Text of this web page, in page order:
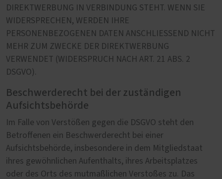
DIREKTWERBUNG IN VERBINDUNG STEHT. WENN SIE
WIDERSPRECHEN, WERDEN IHRE
PERSONENBEZOGENEN DATEN ANSCHLIESSEND NICHT
MEHR ZUM ZWECKE DER DIREKTWERBUNG
VERWENDET (WIDERSPRUCH NACH ART. 21 ABS. 2
DSGVO).
Beschwerderecht bei der zuständigen
Aufsichtsbehörde
Im Falle von Verstößen gegen die DSGVO steht den
Betroffenen ein Beschwerderecht bei einer
Aufsichtsbehörde, insbesondere in dem Mitgliedstaat
ihres gewöhnlichen Aufenthalts, ihres Arbeitsplatzes
oder des Orts des mutmaßlichen Verstoßes zu. Das